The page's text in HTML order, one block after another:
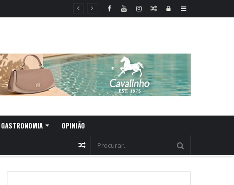
Sidebar
Log
Random
GASTRONOMIA OPINIÃO
Random